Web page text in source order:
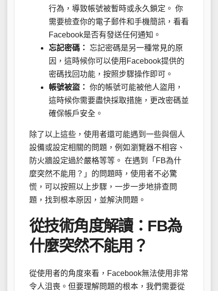
行為，導致帳號被暫時或永久鎖定。 你
需要檢查你的電子郵件和手機簡訊，看看
Facebook是否有發送任何通知。
忘記密碼：
忘記密碼是另一種常見的原
因，這時候你可以使用Facebook提供的
密碼找回功能，按照步驟操作即可。
帳號被盜： 你的帳號可能被他人盜用，
這時候你需要盡快採取措施，更改密碼並
確保帳戶安全。
除了以上這些，使用者還可能遇到一些與個人
設備或設定相關的問題，例如瀏覽器不相容、
防火牆設定過於嚴格等等。 在遇到「FB為什
麼突然不能用？」的問題時，使用者不必驚
慌，可以按照以上步驟，一步一步地排查問
題，找到根本原因，並解決問題。
從技術角度解讀：FB為
什麼突然不能用？
從使用者的角度來看，Facebook無法使用非常
令人沮喪。但要理解問題的根本，我們需要從